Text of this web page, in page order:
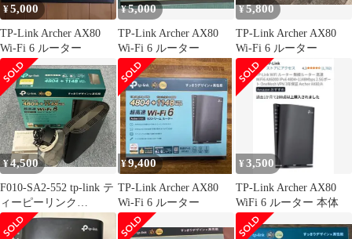
¥5,000
TP-Link Archer AX80
Wi-Fi 6 ルーター
¥5,000
TP-Link Archer AX80
Wi-Fi 6 ルーター
¥5,800
TP-Link Archer AX80
Wi-Fi 6 ルーター
¥4,500
F010-SA2-552 tp-link テ
ィーピーリンク
AX6000 8ストリーム
Wi-Fi6ルーター ワイフ
¥9,400
TP-Link Archer AX80
Wi-Fi 6 ルーター
¥3,500
TP-Link Archer AX80
WiFi 6 ルーター 本体